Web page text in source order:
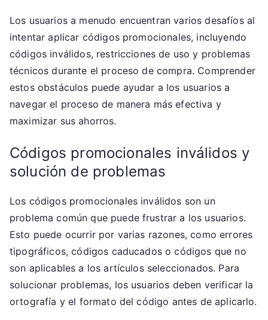
Los usuarios a menudo encuentran varios desafíos al
intentar aplicar códigos promocionales, incluyendo
códigos inválidos, restricciones de uso y problemas
técnicos durante el proceso de compra. Comprender
estos obstáculos puede ayudar a los usuarios a
navegar el proceso de manera más efectiva y
maximizar sus ahorros.
Códigos promocionales inválidos y
solución de problemas
Los códigos promocionales inválidos son un
problema común que puede frustrar a los usuarios.
Esto puede ocurrir por varias razones, como errores
tipográficos, códigos caducados o códigos que no
son aplicables a los artículos seleccionados. Para
solucionar problemas, los usuarios deben verificar la
ortografía y el formato del código antes de aplicarlo.